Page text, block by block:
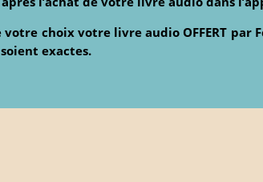
choix votre livre audio OFFERT par
exactes.